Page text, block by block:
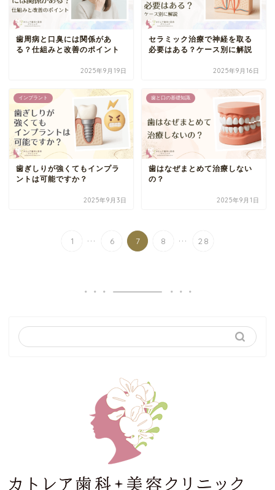
歯周病と口臭には関係があ
る？仕組みと改善のポイント
2025年9月19日
セラミック治療で神経を取る
必要はある？ケース別に解説
2025年9月16日
インプラント
歯ぎしりが強くてもインプラ
ントは可能ですか？
2025年9月3日
歯と口の基礎知識
歯はなぜまとめて治療しない
の？
2025年9月1日
1 ... 6 7 8 ... 28